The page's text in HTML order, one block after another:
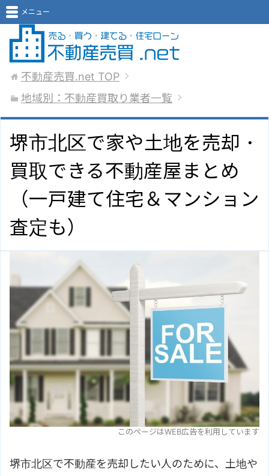
メニュー
不動産売買.net TOP
地域別：不動産買取り業者一覧
堺市北区で家や土地を売却・
買取できる不動産屋まとめ
（一戸建て住宅＆マンション
査定も）
このページはWEB広告を利用しています
堺市北区で不動産を売却したい人のために、土地や